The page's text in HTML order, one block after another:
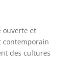
ouverte et
contemporain
des cultures